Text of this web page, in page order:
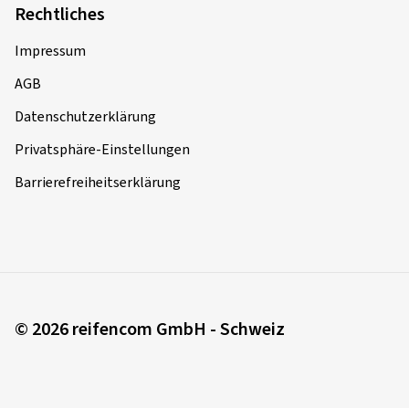
Rechtliches
Impressum
AGB
Datenschutzerklärung
Privatsphäre-Einstellungen
Barrierefreiheitserklärung
© 2026 reifencom GmbH - Schweiz